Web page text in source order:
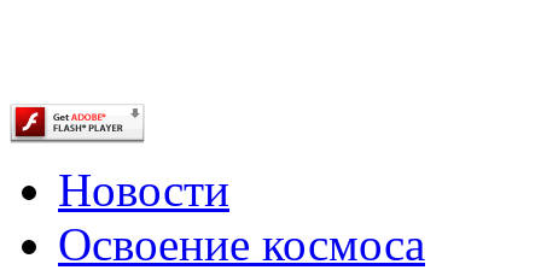
Новости
Освоение космоса